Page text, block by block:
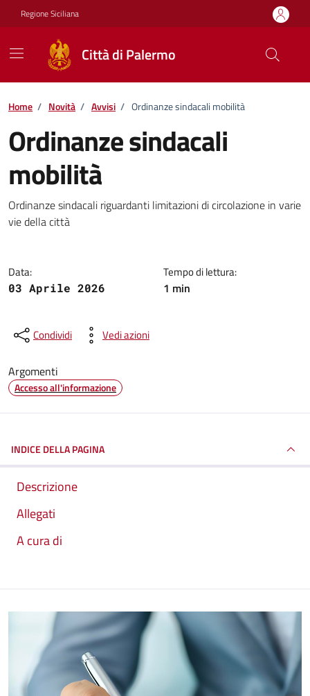
Vai ai contenuti
Vai al footer
Regione Siciliana
Città di Palermo
Home / Novità / Avvisi / Ordinanze sindacali mobilità
Ordinanze sindacali
mobilità
Dettagli della notizia
Ordinanze sindacali riguardanti limitazioni di circolazione in varie
vie della città
Data:
03 Aprile 2026
Tempo di lettura:
1 min
Condividi Vedi azioni
Argomenti
Accesso all'informazione
INDICE DELLA PAGINA
Descrizione
Allegati
A cura di